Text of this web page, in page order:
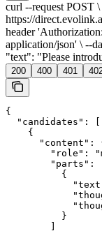
curl --request POST
https://
header
application/json' \ --
"text": "Please
200 400 401
{
  "candidates": [
    {
"content":
"role":
        "parts": [
          {
          }